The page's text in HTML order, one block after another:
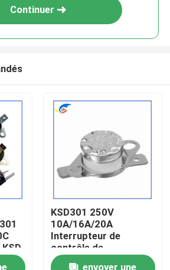
Continuer
KSD301 250V
10A/16A/20A
Interrupteur de
contrôle de
température
envoyer une